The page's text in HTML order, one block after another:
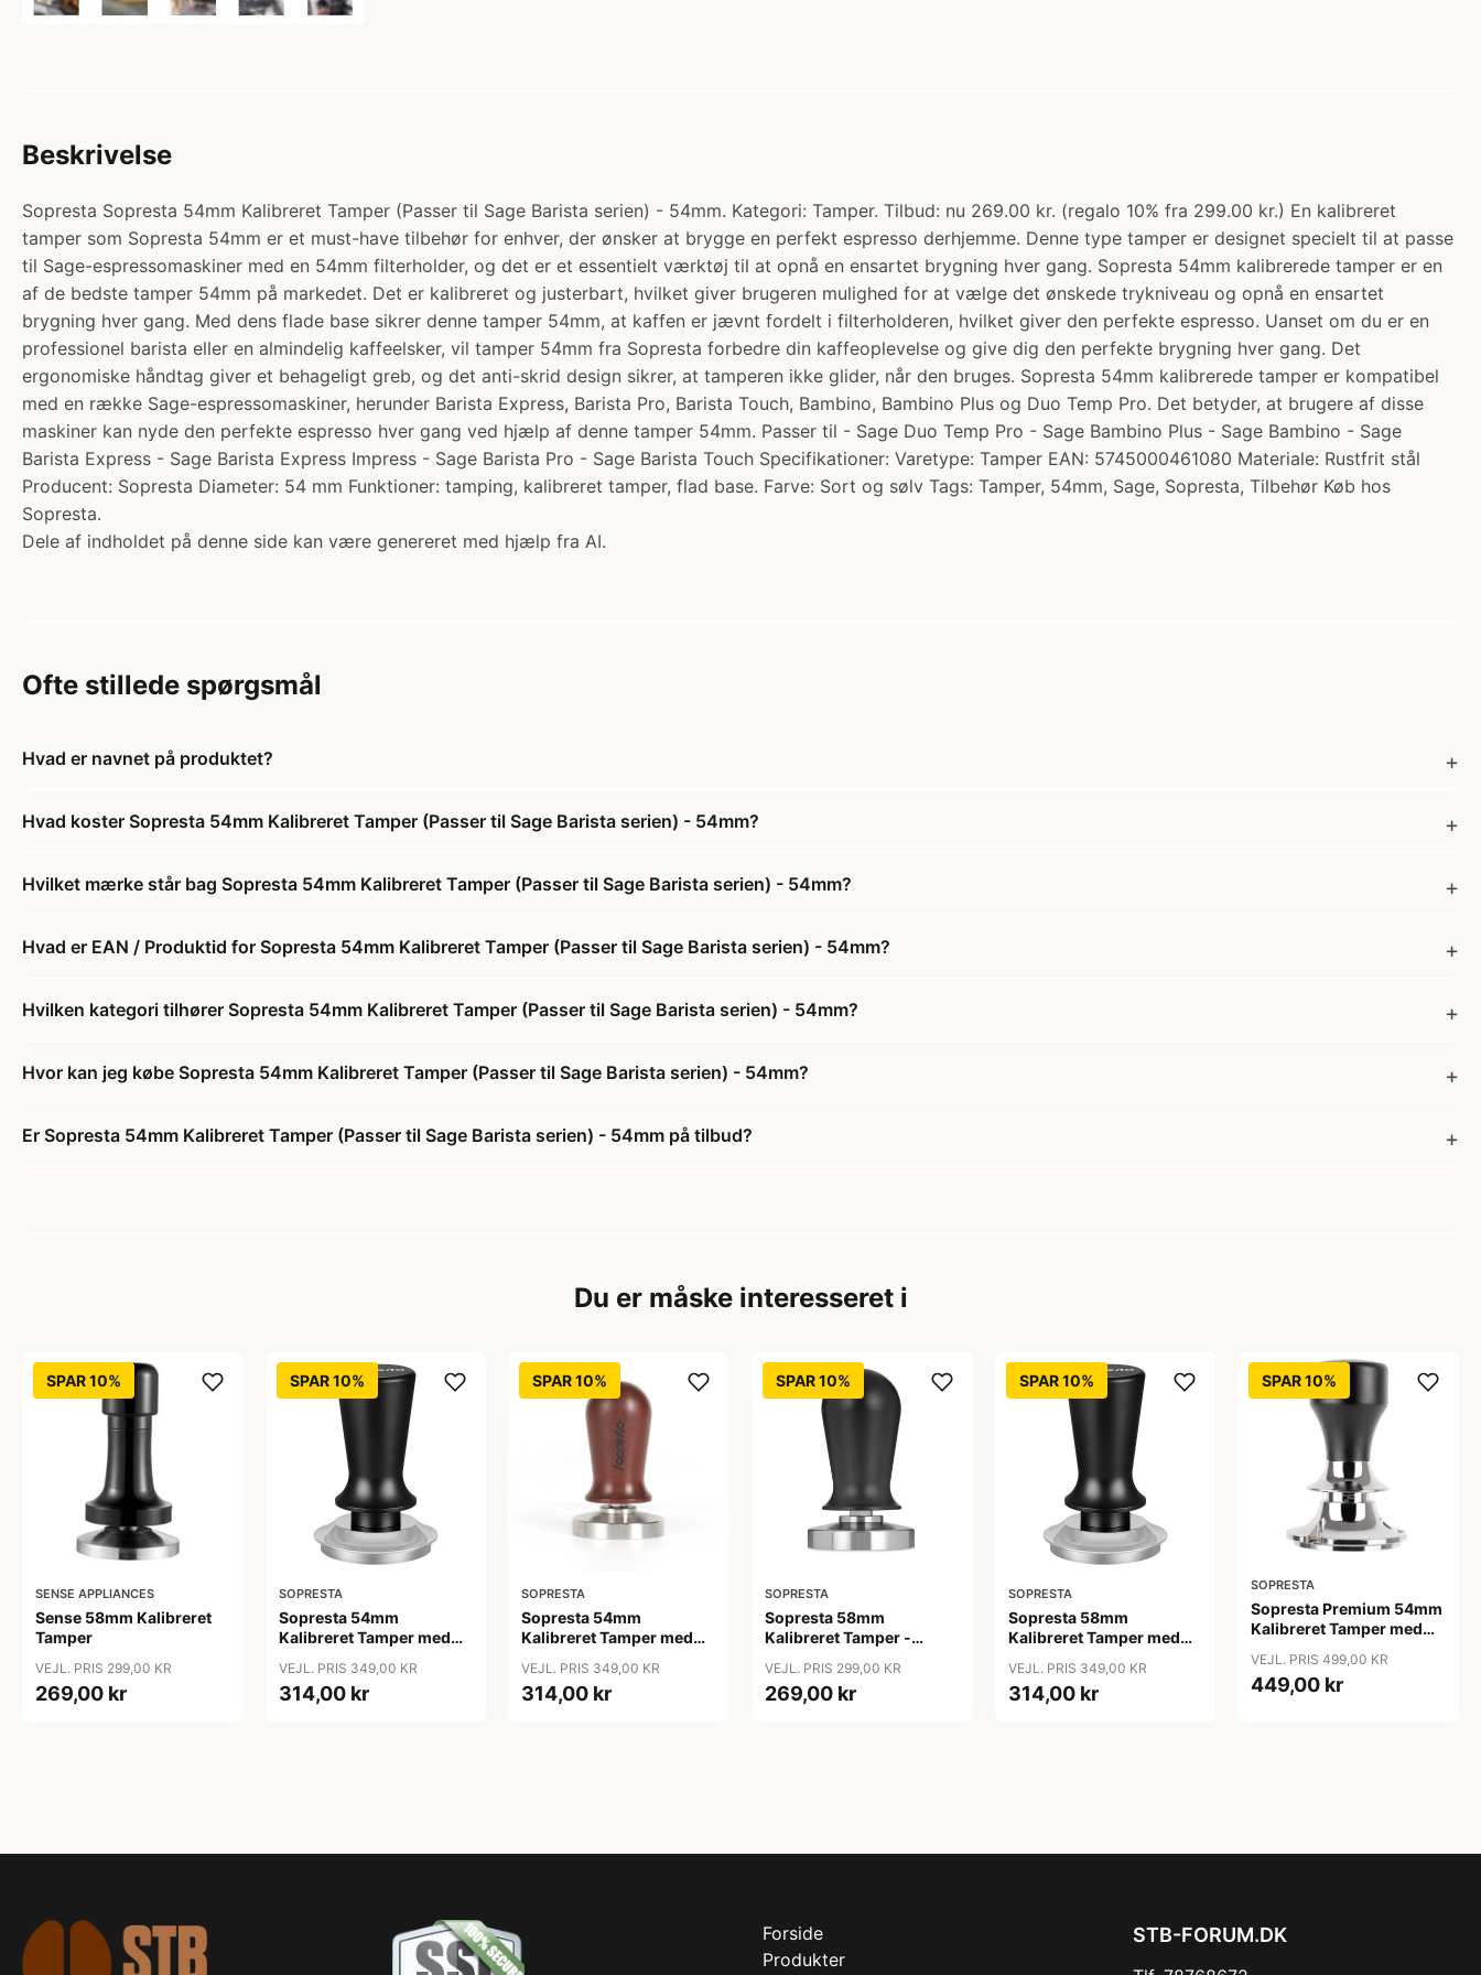
Beskrivelse
Sopresta Sopresta 54mm Kalibreret Tamper (Passer til Sage Barista serien) - 54mm. Kategori: Tamper. Tilbud: nu 269.00 kr. (regalo 10% fra 299.00 kr.) En kalibreret
tamper som Sopresta 54mm er et must-have tilbehør for enhver, der ønsker at brygge en perfekt espresso derhjemme. Denne type tamper er designet specielt til at passe
til Sage-espressomaskiner med en 54mm filterholder, og det er et essentielt værktøj til at opnå en ensartet brygning hver gang. Sopresta 54mm kalibrerede tamper er en
af de bedste tamper 54mm på markedet. Det er kalibreret og justerbart, hvilket giver brugeren mulighed for at vælge det ønskede trykniveau og opnå en ensartet
brygning hver gang. Med dens flade base sikrer denne tamper 54mm, at kaffen er jævnt fordelt i filterholderen, hvilket giver den perfekte espresso. Uanset om du er en
professionel barista eller en almindelig kaffeelsker, vil tamper 54mm fra Sopresta forbedre din kaffeoplevelse og give dig den perfekte brygning hver gang. Det
ergonomiske håndtag giver et behageligt greb, og det anti-skrid design sikrer, at tamperen ikke glider, når den bruges. Sopresta 54mm kalibrerede tamper er kompatibel
med en række Sage-espressomaskiner, herunder Barista Express, Barista Pro, Barista Touch, Bambino, Bambino Plus og Duo Temp Pro. Det betyder, at brugere af disse
maskiner kan nyde den perfekte espresso hver gang ved hjælp af denne tamper 54mm. Passer til - Sage Duo Temp Pro - Sage Bambino Plus - Sage Bambino - Sage
Barista Express - Sage Barista Express Impress - Sage Barista Pro - Sage Barista Touch Specifikationer: Varetype: Tamper EAN: 5745000461080 Materiale: Rustfrit stål
Producent: Sopresta Diameter: 54 mm Funktioner: tamping, kalibreret tamper, flad base. Farve: Sort og sølv Tags: Tamper, 54mm, Sage, Sopresta, Tilbehør Køb hos
Sopresta.
Dele af indholdet på denne side kan være genereret med hjælp fra AI.
Ofte stillede spørgsmål
Hvad er navnet på produktet?
Hvad koster Sopresta 54mm Kalibreret Tamper (Passer til Sage Barista serien) - 54mm?
Hvilket mærke står bag Sopresta 54mm Kalibreret Tamper (Passer til Sage Barista serien) - 54mm?
Hvad er EAN / Produktid for Sopresta 54mm Kalibreret Tamper (Passer til Sage Barista serien) - 54mm?
Hvilken kategori tilhører Sopresta 54mm Kalibreret Tamper (Passer til Sage Barista serien) - 54mm?
Hvor kan jeg købe Sopresta 54mm Kalibreret Tamper (Passer til Sage Barista serien) - 54mm?
Er Sopresta 54mm Kalibreret Tamper (Passer til Sage Barista serien) - 54mm på tilbud?
Du er måske interesseret i
SPAR 10%
SENSE APPLIANCES
Sense 58mm Kalibreret
Tamper
VEJL. PRIS 299,00 KR
269,00 kr
SPAR 10%
SOPRESTA
Sopresta 54mm
Kalibreret Tamper med
Barista serien) - 54mm
VEJL. PRIS 349,00 KR
314,00 kr
SPAR 10%
SOPRESTA
Sopresta 54mm
Kalibreret Tamper med
til Sage Barista serien) -
54mm
VEJL. PRIS 349,00 KR
314,00 kr
SPAR 10%
SOPRESTA
Sopresta 58mm
Kalibreret Tamper -
VEJL. PRIS 299,00 KR
269,00 kr
SPAR 10%
SOPRESTA
Sopresta 58mm
Kalibreret Tamper med
VEJL. PRIS 349,00 KR
314,00 kr
SPAR 10%
SOPRESTA
Sopresta Premium 54mm
Kalibreret Tamper med
Barista serien) - 54mm
VEJL. PRIS 499,00 KR
449,00 kr
Forside
Produkter
STB-FORUM.DK